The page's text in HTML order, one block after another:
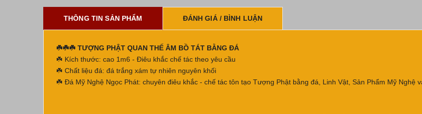
THÔNG TIN SẢN PHẨM ĐÁNH GIÁ / BÌNH LUẬN
☘️☘️☘️ TƯỢNG PHẬT QUAN THẾ ÂM BỒ TÁT BẰNG ĐÁ
☘️ Kích thước: cao 1m6 - Điêu khắc chế tác theo yêu cầu
☘️ Chất liệu đá: đá trắng xám tự nhiên nguyên khối
☘️ Đá Mỹ Nghệ Ngọc Phát: chuyên điêu khắc - chế tác tôn tạo Tượng Phật bằng đá, Linh Vật, Sản Phẩm Mỹ Nghệ